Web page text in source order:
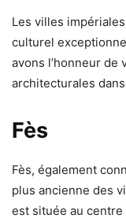
Les villes
culturel
avons l’honneur
architecturales dans
Fès
Fès, également
plus ancienne des
est située au